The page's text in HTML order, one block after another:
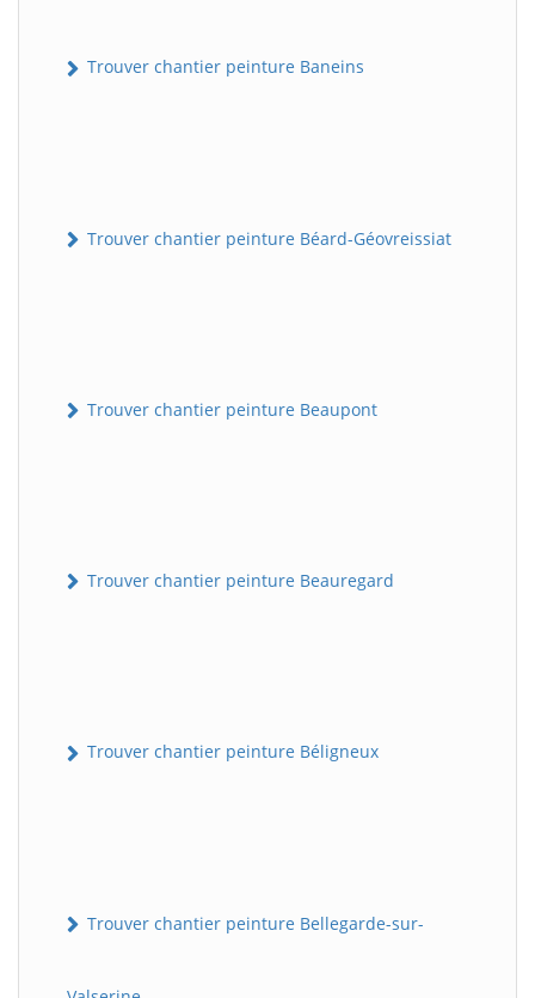
Trouver chantier peinture Baneins
Trouver chantier peinture Béard-Géovreissiat
Trouver chantier peinture Beaupont
Trouver chantier peinture Beauregard
Trouver chantier peinture Béligneux
Trouver chantier peinture Bellegarde-sur-